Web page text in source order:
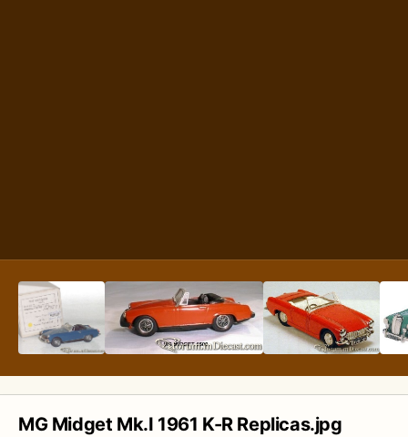
MG Midget Mk.I 1961 K-R Replicas.jpg